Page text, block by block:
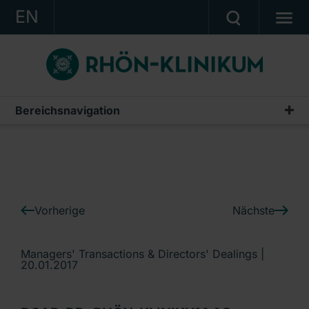
EN
KONZERN
KLINIKEN
KARRIERE
Ein Unternehmen der RHÖN-KLINIKUM AG
Bereichsnavigation
IR-News
Vorherige Nächste
Managers' Transactions & Directors' Dealings |
20.01.2017